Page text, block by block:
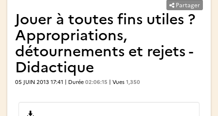
Partager
Jouer à toutes fins utiles ?
Appropriations,
détournements et rejets -
Didactique
05 JUIN 2013 17:41 | Durée 02:06:15 | Vues 1,350